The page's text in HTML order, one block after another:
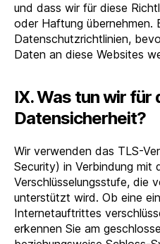
und dass wir für diese
oder Haftung übernehmen.
Datenschutzrichtlinien,
Daten an diese Websites
IX. Was tun wir für
Datensicherheit?
Wir verwenden das TLS-
Security) in Verbindung mit
Verschlüsselungsstufe, die
unterstützt wird. Ob eine
Internetauftrittes
erkennen Sie am